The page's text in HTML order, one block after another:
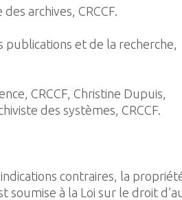
archives, CRCCF.
publications et de la recherche,
CRCCF, Christine Dupuis,
des systèmes, CRCCF.
contraires, la
soumise à la Loi sur le droit